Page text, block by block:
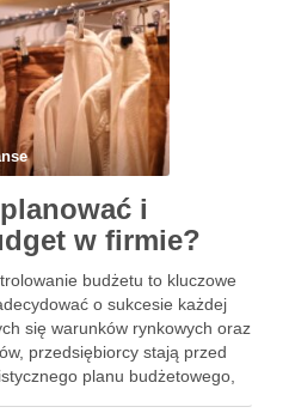
i
w firmie?
budżetu to kluczowe
o sukcesie każdej
się warunków rynkowych oraz
przedsiębiorcy stają przed
planu budżetowego,